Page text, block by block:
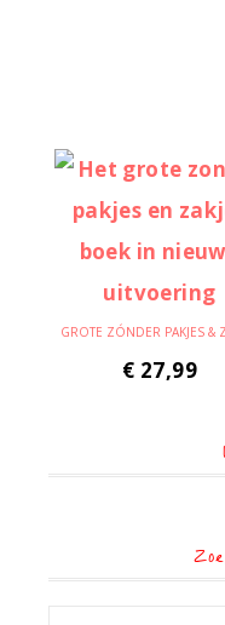
GROTE ZÓNDER PAKJES &
€ 27,99